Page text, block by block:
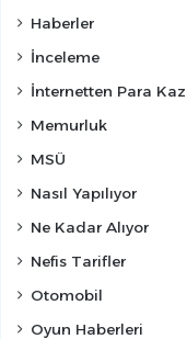
Haberler
İnceleme
İnternetten Para
Memurluk
MSÜ
Nasıl Yapılıyor
Ne Kadar Alıyor
Nefis Tarifler
Otomobil
Oyun Haberleri